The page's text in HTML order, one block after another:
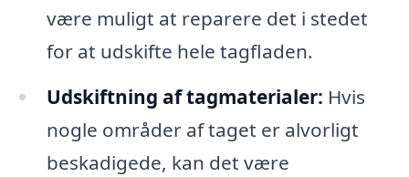
være muligt at reparere det i stedet
for at udskifte hele tagfladen.
Udskiftning af tagmaterialer: Hvis
nogle områder af taget er alvorligt
beskadigede, kan det være